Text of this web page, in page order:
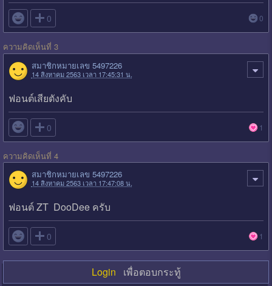
 0 0
ความคิดเห็นที่ 3
สมาชิกหมายเลข 5497226
14 สิงหาคม 2563 เวลา 17:45:31 น.
ฟอนต์เสียตังคับ
 0 1
ความคิดเห็นที่ 4
สมาชิกหมายเลข 5497226
14 สิงหาคม 2563 เวลา 17:47:08 น.
ฟอนต์ ZT DooDee ครับ
 0 1
Login เพื่อตอบกระทู้